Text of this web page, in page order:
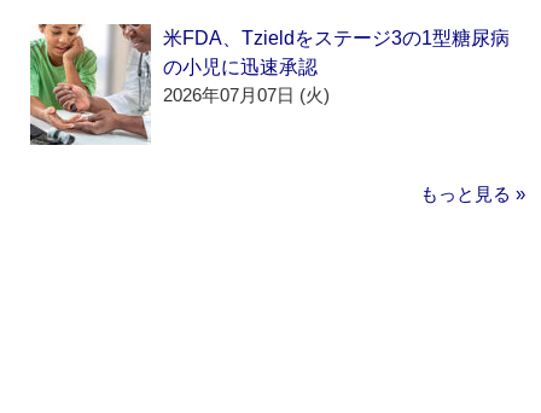
米FDA、Tzieldをステージ3の1型糖尿病
の小児に迅速承認
2026年07月07日 (火)
もっと見る »